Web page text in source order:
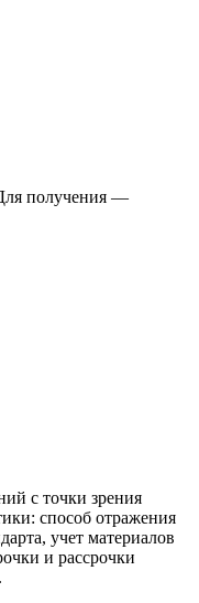
получения —
с точки зрения
способ отражения
учет материалов
и рассрочки